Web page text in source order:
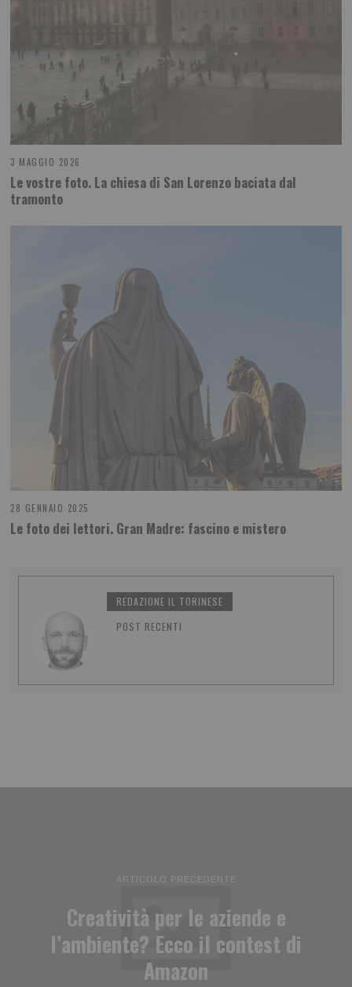
3 MAGGIO 2026
Le vostre foto. La chiesa di San Lorenzo baciata dal
tramonto
28 GENNAIO 2025
Le foto dei lettori. Gran Madre: fascino e mistero
REDAZIONE IL TORINESE
POST RECENTI
ARTICOLO PRECEDENTE
Creatività per le aziende e
l’ambiente? Ecco il contest di
Amazon